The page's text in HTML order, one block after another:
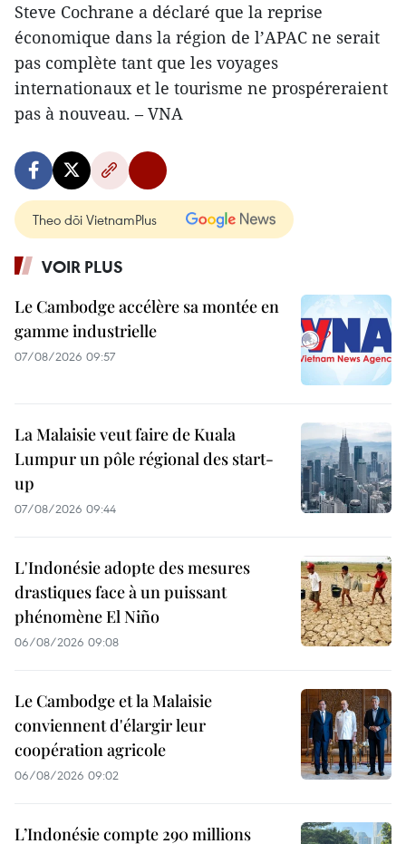
Steve Cochrane a déclaré que la reprise
économique dans la région de l’APAC ne serait
pas complète tant que les voyages
internationaux et le tourisme ne prospéreraient
pas à nouveau. – VNA
Theo dõi VietnamPlus
VOIR PLUS
Le Cambodge accélère sa montée en
gamme industrielle
07/08/2026 09:57
La Malaisie veut faire de Kuala
Lumpur un pôle régional des start-
up
07/08/2026 09:44
L'Indonésie adopte des mesures
drastiques face à un puissant
phénomène El Niño
06/08/2026 09:08
Le Cambodge et la Malaisie
conviennent d'élargir leur
coopération agricole
06/08/2026 09:02
L’Indonésie compte 290 millions